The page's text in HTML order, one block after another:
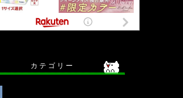
カ テ ゴ リ ー